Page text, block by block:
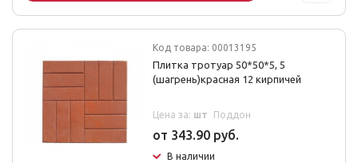
Код товара: 00013195
Плитка тротуар 50*50*5, 5
(шагрень)красная 12 кирпичей
Цена за: шт Поддон
от 343.90 руб.
В наличии